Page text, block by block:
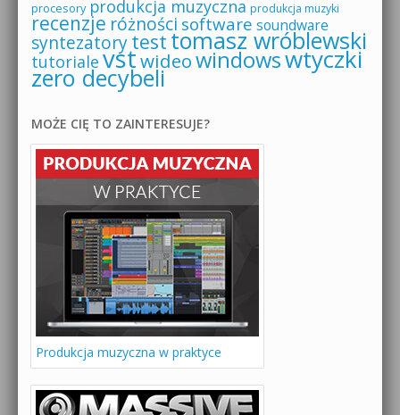
procesory produkcja muzyczna produkcja muzyki
recenzje różności software soundware
syntezatorytesttomasz wróblewski
tutoriale vstwideowindowswtyczki
zero decybeli
MOŻE CIĘ TO ZAINTERESUJE?
Produkcja muzyczna w praktyce